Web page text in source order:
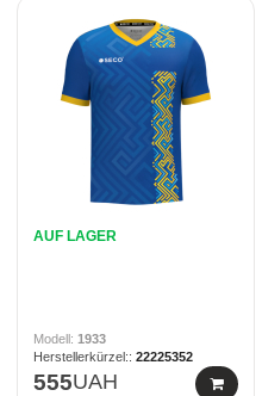
AUF LAGER
1933
22225352
555UAH